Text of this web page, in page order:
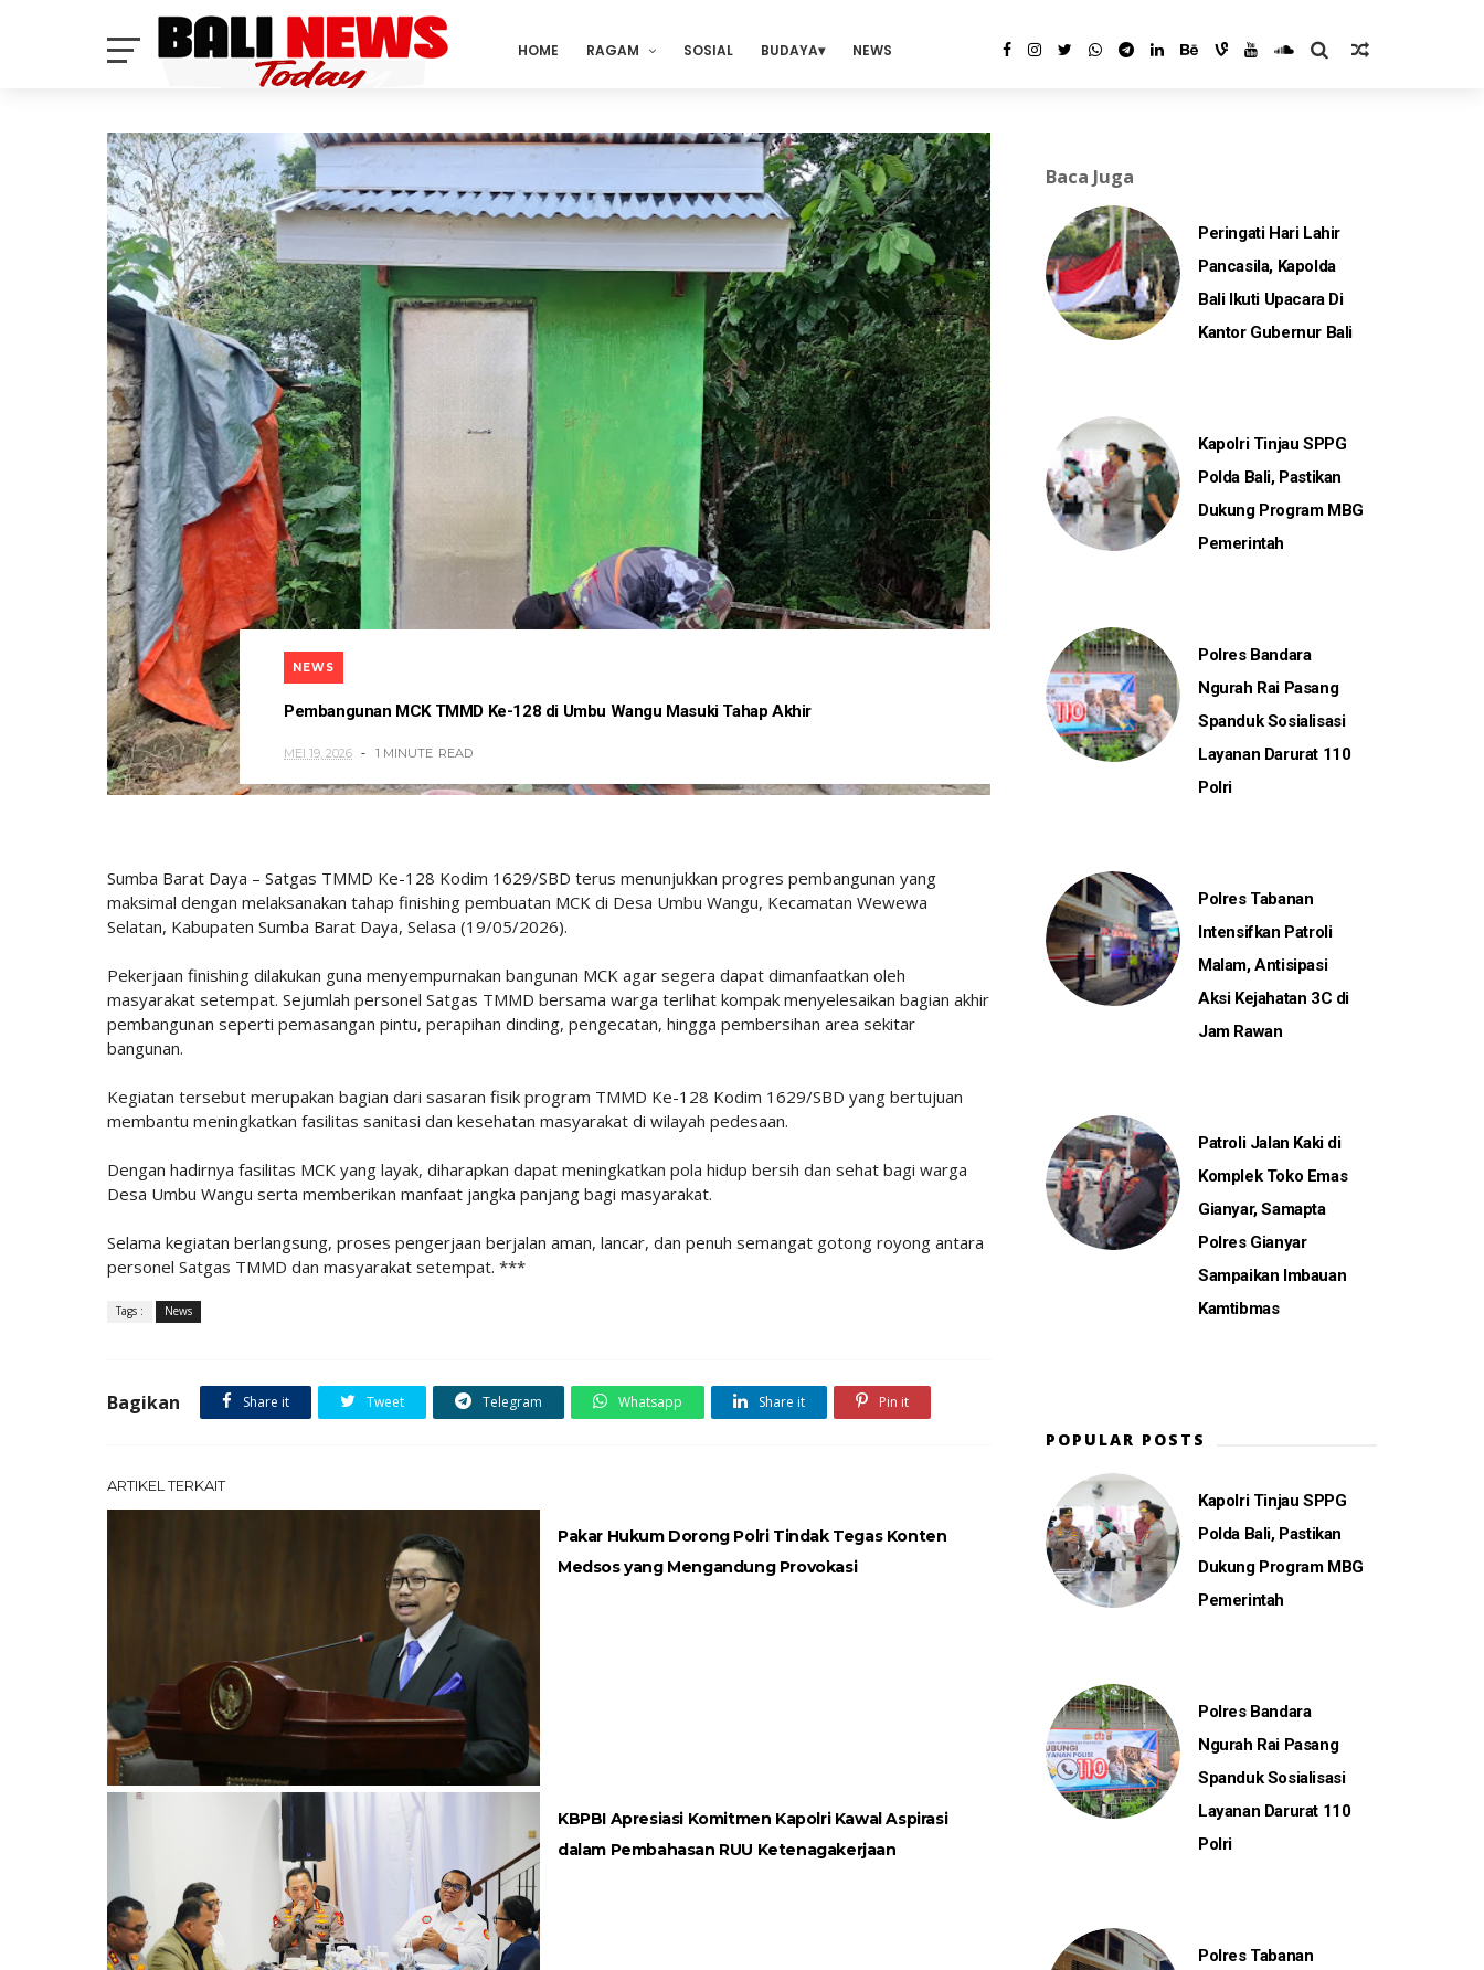
HOME RAGAM SOSIAL BUDAYA NEWS
NEWS
Pembangunan MCK TMMD Ke-128 di Umbu Wangu Masuki Tahap Akhir
MEI 19, 2026 1 MINUTE READ
Sumba Barat Daya – Satgas TMMD Ke-128 Kodim 1629/SBD terus menunjukkan progres pembangunan yang
maksimal dengan melaksanakan tahap finishing pembuatan MCK di Desa Umbu Wangu, Kecamatan Wewewa
Selatan, Kabupaten Sumba Barat Daya, Selasa (19/05/2026).
Pekerjaan finishing dilakukan guna menyempurnakan bangunan MCK agar segera dapat dimanfaatkan oleh
masyarakat setempat. Sejumlah personel Satgas TMMD bersama warga terlihat kompak menyelesaikan bagian akhir
pembangunan seperti pemasangan pintu, perapihan dinding, pengecatan, hingga pembersihan area sekitar
bangunan.
Kegiatan tersebut merupakan bagian dari sasaran fisik program TMMD Ke-128 Kodim 1629/SBD yang bertujuan
membantu meningkatkan fasilitas sanitasi dan kesehatan masyarakat di wilayah pedesaan.
Dengan hadirnya fasilitas MCK yang layak, diharapkan dapat meningkatkan pola hidup bersih dan sehat bagi warga
Desa Umbu Wangu serta memberikan manfaat jangka panjang bagi masyarakat.
Selama kegiatan berlangsung, proses pengerjaan berjalan aman, lancar, dan penuh semangat gotong royong antara
personel Satgas TMMD dan masyarakat setempat. ***
Tags : News
Bagikan Share it Tweet Telegram Whatsapp Share it Pin it
ARTIKEL TERKAIT
Pakar Hukum Dorong Polri Tindak Tegas Konten
Medsos yang Mengandung Provokasi
KBPBI Apresiasi Komitmen Kapolri Kawal Aspirasi
dalam Pembahasan RUU Ketenagakerjaan
Baca Juga
Peringati Hari Lahir
Pancasila, Kapolda
Bali Ikuti Upacara Di
Kantor Gubernur Bali
Kapolri Tinjau SPPG
Polda Bali, Pastikan
Dukung Program MBG
Pemerintah
Polres Bandara
Ngurah Rai Pasang
Spanduk Sosialisasi
Layanan Darurat 110
Polri
Polres Tabanan
Intensifkan Patroli
Malam, Antisipasi
Aksi Kejahatan 3C di
Jam Rawan
Patroli Jalan Kaki di
Komplek Toko Emas
Gianyar, Samapta
Polres Gianyar
Sampaikan Imbauan
Kamtibmas
POPULAR POSTS
Kapolri Tinjau SPPG
Polda Bali, Pastikan
Dukung Program MBG
Pemerintah
Polres Bandara
Ngurah Rai Pasang
Spanduk Sosialisasi
Layanan Darurat 110
Polri
Polres Tabanan